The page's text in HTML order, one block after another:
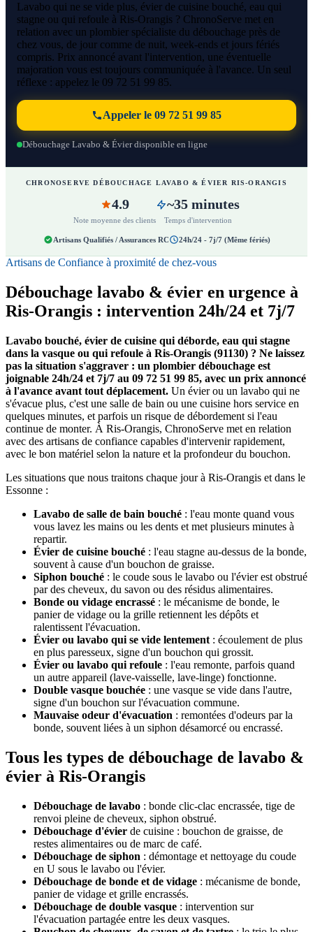
Lavabo qui ne se vide plus, évier de cuisine bouché, eau qui
stagne ou qui refoule à Ris-Orangis ? ChronoServe met en
relation avec un plombier spécialiste du débouchage près de
chez vous, de jour comme de nuit, week-ends et jours fériés
compris. Prix annoncé avant l'intervention, une éventuelle
majoration vous est toujours communiquée à l'avance. Un seul
réflexe : appelez le 09 72 51 99 85.
Appeler le 09 72 51 99 85
Débouchage Lavabo & Évier disponible en ligne
CHRONOSERVE DÉBOUCHAGE LAVABO & ÉVIER RIS-ORANGIS
4.9
Note moyenne des clients
~35 minutes
Temps d'intervention
Artisans Qualifiés / Assurances RC 24h/24 - 7j/7 (Même fériés)
Artisans de Confiance à proximité de chez-vous
Débouchage lavabo & évier en urgence à
Ris-Orangis : intervention 24h/24 et 7j/7
Lavabo bouché, évier de cuisine qui déborde, eau qui stagne
dans la vasque ou qui refoule à Ris-Orangis (91130) ? Ne laissez
pas la situation s'aggraver : un plombier débouchage est
joignable 24h/24 et 7j/7 au 09 72 51 99 85, avec un prix annoncé
à l'avance avant tout déplacement. Un évier ou un lavabo qui ne
s'évacue plus, c'est une salle de bain ou une cuisine hors service en
quelques minutes, et parfois un risque de débordement si l'eau
continue de monter. À Ris-Orangis, ChronoServe met en relation
avec des artisans de confiance capables d'intervenir rapidement,
avec le bon matériel selon la nature et la profondeur du bouchon.
Les situations que nous traitons chaque jour à Ris-Orangis et dans le
Essonne :
Lavabo de salle de bain bouché : l'eau monte quand vous
vous lavez les mains ou les dents et met plusieurs minutes à
repartir.
Évier de cuisine bouché : l'eau stagne au-dessus de la bonde,
souvent à cause d'un bouchon de graisse.
Siphon bouché : le coude sous le lavabo ou l'évier est obstrué
par des cheveux, du savon ou des résidus alimentaires.
Bonde ou vidage encrassé : le mécanisme de bonde, le
panier de vidage ou la grille retiennent les dépôts et
ralentissent l'évacuation.
Évier ou lavabo qui se vide lentement : écoulement de plus
en plus paresseux, signe d'un bouchon qui grossit.
Évier ou lavabo qui refoule : l'eau remonte, parfois quand
un autre appareil (lave-vaisselle, lave-linge) fonctionne.
Double vasque bouchée : une vasque se vide dans l'autre,
signe d'un bouchon sur l'évacuation commune.
Mauvaise odeur d'évacuation : remontées d'odeurs par la
bonde, souvent liées à un siphon désamorcé ou encrassé.
Tous les types de débouchage de lavabo &
évier à Ris-Orangis
Débouchage de lavabo : bonde clic-clac encrassée, tige de
renvoi pleine de cheveux, siphon obstrué.
Débouchage d'évier de cuisine : bouchon de graisse, de
restes alimentaires ou de marc de café.
Débouchage de siphon : démontage et nettoyage du coude
en U sous le lavabo ou l'évier.
Débouchage de bonde et de vidage : mécanisme de bonde,
panier de vidage et grille encrassés.
Débouchage de double vasque : intervention sur
l'évacuation partagée entre les deux vasques.